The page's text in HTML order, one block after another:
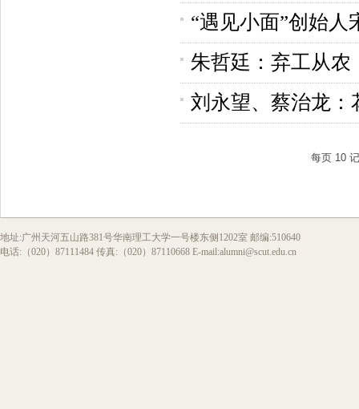
“遇见小面”创始
朱哲廷：弃工从农
刘永望、蔡治龙：
每页 10
地址:广州天河五山路381号华南理工大学一号楼东侧1202室 邮编:510640
电话:（020）87111484 传真:（020）87110668 E-mail:alumni@scut.edu.cn